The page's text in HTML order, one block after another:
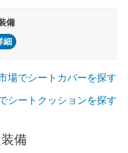
備
細
場でシートカバーを探す
シートクッションを探す
備